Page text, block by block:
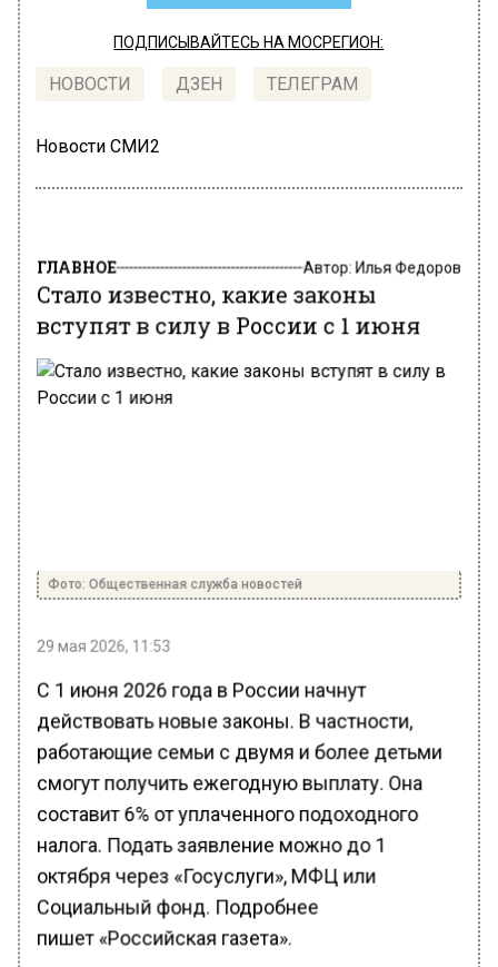
ПОДПИСЫВАЙТЕСЬ НА МОСРЕГИОН:
НОВОСТИ ДЗЕН ТЕЛЕГРАМ
Новости СМИ2
ГЛАВНОЕ Автор: Илья Федоров
Стало известно, какие законы
вступят в силу в России с 1 июня
Фото: Общественная служба новостей
29 мая 2026, 11:53
С 1 июня 2026 года в России начнут
действовать новые законы. В частности,
работающие семьи с двумя и более детьми
смогут получить ежегодную выплату. Она
составит 6% от уплаченного подоходного
налога. Подать заявление можно до 1
октября через «Госуслуги», МФЦ или
Социальный фонд. Подробнее
пишет «Российская газета».